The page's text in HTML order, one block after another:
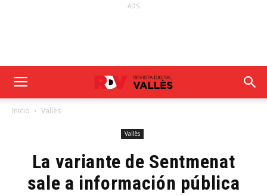
ADS
Inicio Vallès
Vallès
La variante de Sentmenat
sale a información pública